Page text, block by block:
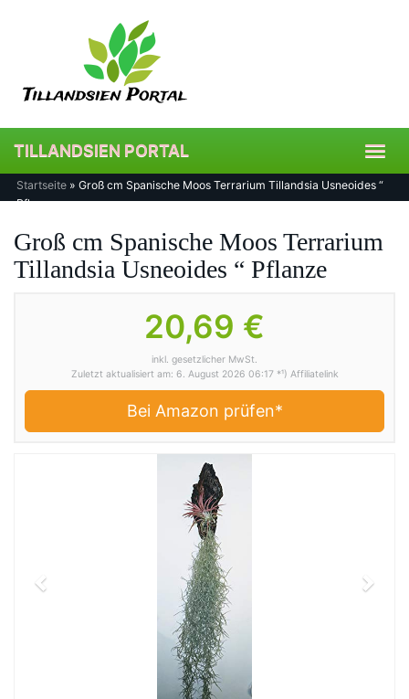
TILLANDSIEN PORTAL
Startseite » Groß cm Spanische Moos Terrarium Tillandsia Usneoides “
Pflanze
Groß cm Spanische Moos Terrarium
Tillandsia Usneoides “ Pflanze
20,69 €
inkl. gesetzlicher MwSt.
Zuletzt aktualisiert am: 6. August 2026 06:17 *¹) Affiliatelink
Bei Amazon prüfen*